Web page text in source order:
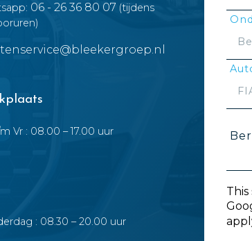
06 - 26 36 80 07 (tijdens
Vr : 08.00 – 17.00 uur
: 08.30 – 20.00 uur